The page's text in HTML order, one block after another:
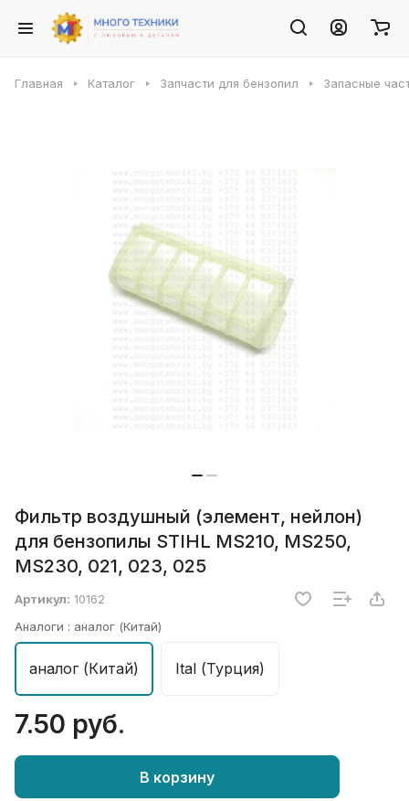
Главная Каталог Запчасти для бензопил Запасные
Фильтр воздушный (элемент, нейлон)
для бензопилы STIHL MS210, MS250,
MS230, 021, 023, 025
Артикул: 10162
Аналоги : аналог (Китай)
аналог (Китай) Ital (Турция)
7.50 руб.
В корзину